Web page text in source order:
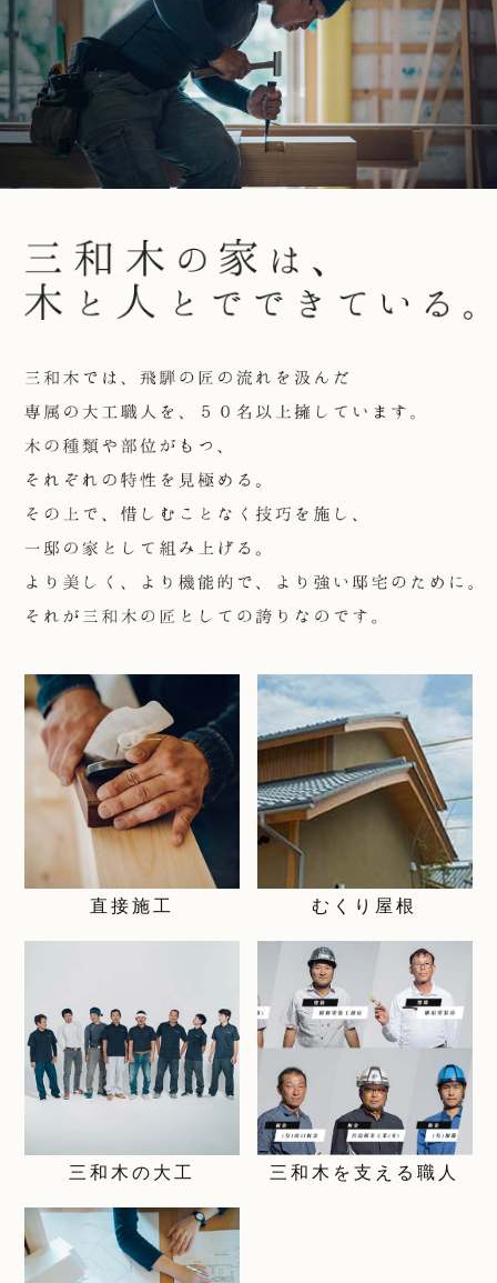
直接施工 むくり屋根
三和木の大工 三和木を支える職人